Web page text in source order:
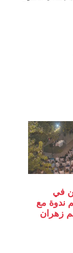
في
ندوة مع
زهران